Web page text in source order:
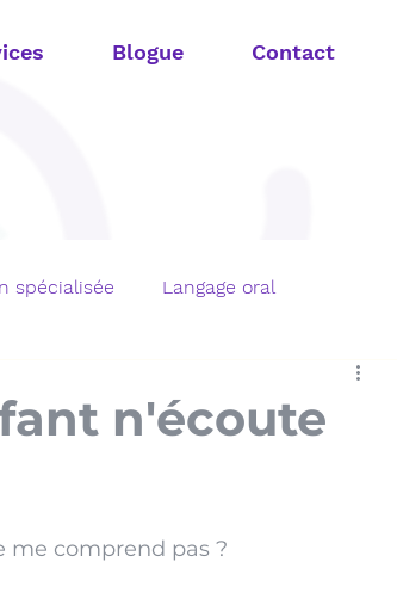
Blogue Contact
spécialisée Langage oral
TOM et apnée du sommeil
n'écoute
me comprend pas ?